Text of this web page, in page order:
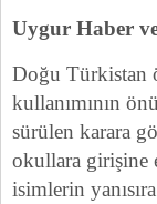
Uygur Haber
Doğu Türkistan
kullanımının
sürülen karara
okullara girişine
isimlerin